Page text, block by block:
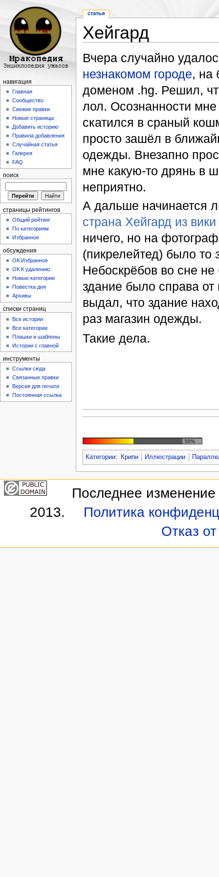
Хейгард
Вчера случайно
незнакомом городе, на
доменом .hg. Решил,
лол. Осознанности мне
скатился в сраный
просто зашёл в
одежды. Внезапно
мне какую-то дрянь в
неприятно.
А дальше начинается
страна Хейгард из
ничего, но на
(пикрелейтед) было то
Небоскрёбов во сне
здание было справа
выдал, что здание
раз магазин одежды.
Такие дела.
50%
Категории: Крипи Иллюстрации
статья
навигация
Главная
Сообщество
Свежие правки
Новые страницы
Добавить историю
Правила добавления
Случайная статья
Галерея
FAQ
поиск
страницы рейтингов
Общий рейтинг
По категориям
Избранное
обсуждения
ОК:Избранное
ОК:К удалению
Новые категории
Повестка дня
Архивы
списки страниц
Все истории
Все категории
Плашки и шаблоны
Истории с главной
инструменты
Ссылки сюда
Связанные правки
Версия для печати
Постоянная ссылка
Последнее
2013.
Политика
Отказ